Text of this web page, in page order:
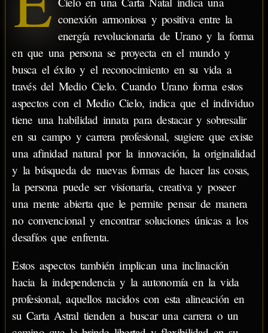
conexión armoniosa y positiva entre la
energía revolucionaria de Urano y la forma
en que una persona se proyecta en el mundo y
busca el éxito y el reconocimiento en su vida a
través del Medio Cielo. Cuando Urano forma estos
aspectos con el Medio Cielo, indica que el individuo
tiene una habilidad innata para destacar y sobresalir
en su campo y carrera profesional, sugiere que existe
una afinidad natural por la innovación, la originalidad
y la búsqueda de nuevas formas de hacer las cosas,
la persona puede ser visionaria, creativa y poseer
una mente abierta que le permite pensar de manera
no convencional y encontrar soluciones únicas a los
desafíos que enfrenta.
Estos aspectos también implican una inclinación
hacia la independencia y la autonomía en la vida
profesional, aquellos nacidos con esta alineación en
su Carta Astral tienden a buscar una carrera o un